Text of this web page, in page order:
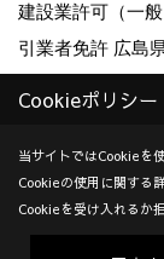
建設業許可（一
引業者免許 広島
Copyright (c)
Produced byゴデス
Cookieポリシー
当サイトではCookieを
Cookieの使用に関する
Cookieを受け入れるか